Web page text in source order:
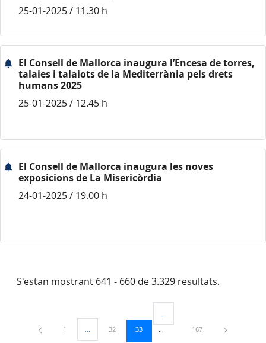
25-01-2025 / 11.30 h
El Consell de Mallorca inaugura l’Encesa de torres,
talaies i talaiots de la Mediterrània pels drets
humans 2025
25-01-2025 / 12.45 h
El Consell de Mallorca inaugura les noves
exposicions de La Misericòrdia
24-01-2025 / 19.00 h
S'estan mostrant 641 - 660 de 3.329 resultats.
Pàgina
1 ...Pàgines intermèdies Utilitzeu TAB per navegar.
Pàgina
32 Pàgina
33
Pàgines intermèdies Utilitzeu
Pàgina
167